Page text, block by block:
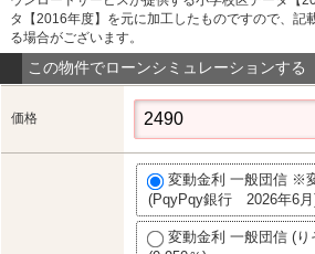
タ【2016年度】を元に加工したものですので、記
る場合がございます。
この物件でローンシミュレーションする
価格
変動金利 一般団信 ※
(PqyPqy銀行 2026年6月
変動金利 一般団信 (